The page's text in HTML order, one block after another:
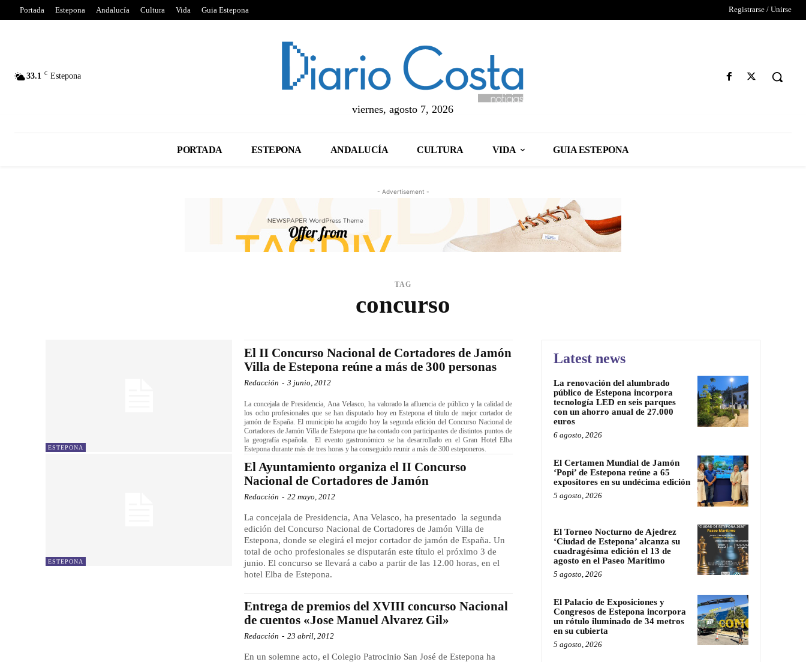
Portada Estepona Andalucía Cultura Vida Guia Estepona Registrarse / Unirse
33.1 C Estepona
viernes, agosto 7, 2026
PORTADA ESTEPONA ANDALUCÍA CULTURA VIDA GUIA ESTEPONA
- Advertisement -
TAG
concurso
ESTEPONA
El II Concurso Nacional de Cortadores de Jamón
Villa de Estepona reúne a más de 300 personas
Redacción - 3 junio, 2012
La concejala de Presidencia, Ana Velasco, ha valorado la afluencia de público y la calidad de
los ocho profesionales que se han disputado hoy en Estepona el título de mejor cortador de
jamón de España. El municipio ha acogido hoy la segunda edición del Concurso Nacional de
Cortadores de Jamón Villa de Estepona que ha contado con participantes de distintos puntos de
la geografía española. El evento gastronómico se ha desarrollado en el Gran Hotel Elba
Estepona durante más de tres horas y ha conseguido reunir a más de 300 esteponeros.
ESTEPONA
El Ayuntamiento organiza el II Concurso
Nacional de Cortadores de Jamón
Redacción - 22 mayo, 2012
La concejala de Presidencia, Ana Velasco, ha presentado la segunda
edición del Concurso Nacional de Cortadores de Jamón Villa de
Estepona, donde se elegirá el mejor cortador de jamón de España. Un
total de ocho profesionales se disputarán este título el próximo 3 de
junio. El concurso se llevará a cabo a partir de las 12.00 horas, en el
hotel Elba de Estepona.
Entrega de premios del XVIII concurso Nacional
de cuentos «Jose Manuel Alvarez Gil»
Redacción - 23 abril, 2012
En un solemne acto, el Colegio Patrocinio San José de Estepona ha
Latest news
La renovación del alumbrado
público de Estepona incorpora
tecnología LED en seis parques
con un ahorro anual de 27.000
euros
6 agosto, 2026
El Certamen Mundial de Jamón
‘Popi’ de Estepona reúne a 65
expositores en su undécima edición
5 agosto, 2026
El Torneo Nocturno de Ajedrez
‘Ciudad de Estepona’ alcanza su
cuadragésima edición el 13 de
agosto en el Paseo Marítimo
5 agosto, 2026
El Palacio de Exposiciones y
Congresos de Estepona incorpora
un rótulo iluminado de 34 metros
en su cubierta
5 agosto, 2026